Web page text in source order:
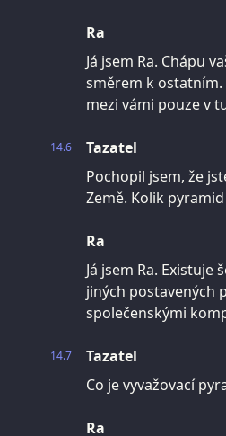
Ra
Já jsem Ra. Chápu
směrem k ostatním.
mezi vámi pouze v
14.6
Tazatel
Pochopil jsem, že
Země. Kolik
Ra
Já jsem Ra.
jiných postavených
společenskými
14.7
Tazatel
Co je vyvažovací
Ra